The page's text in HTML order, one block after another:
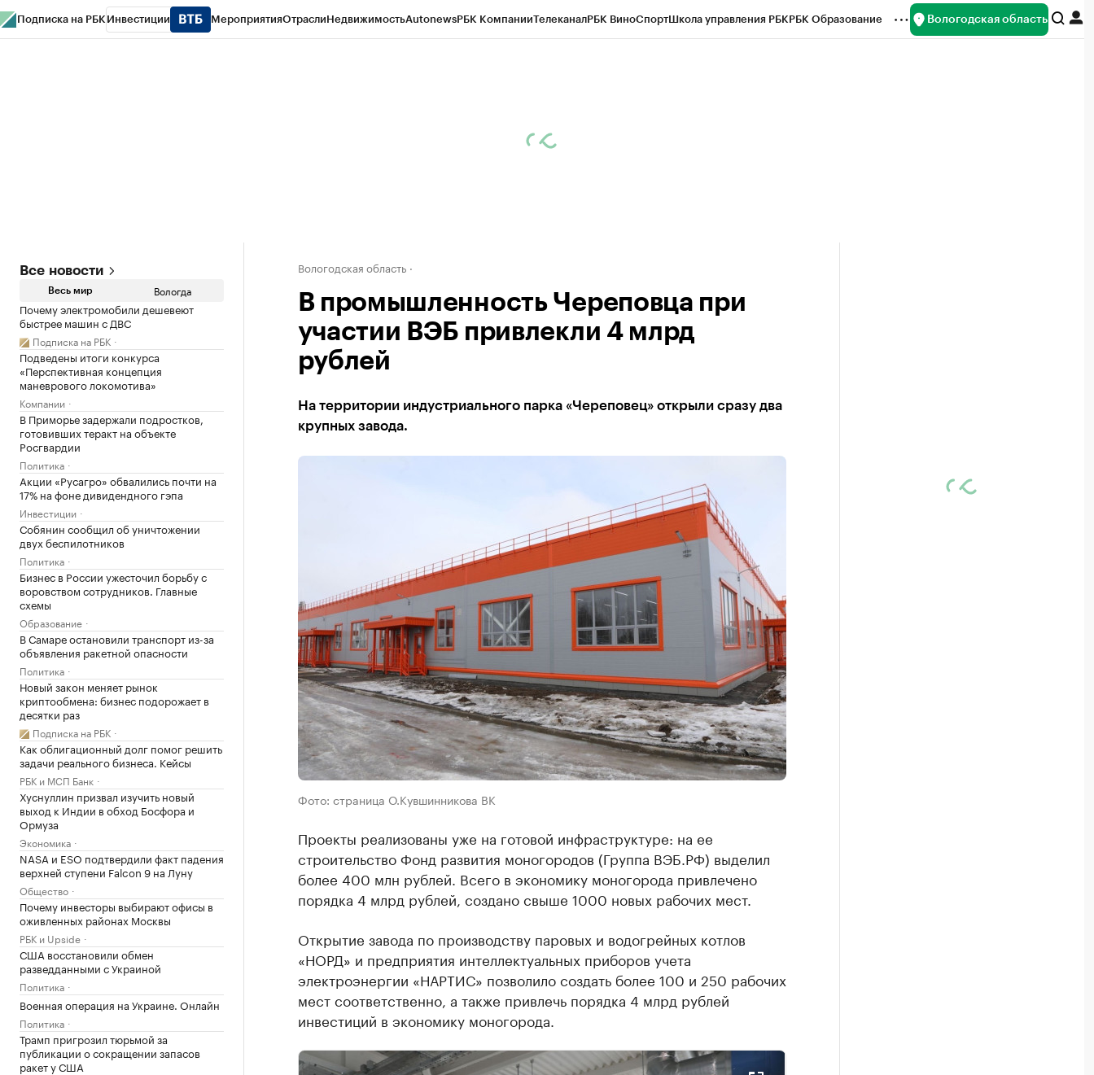
Подписка на РБК Инвестиции МероприятияОтраслиНедвижимостьAutonewsРБК КомпанииТелеканалРБК ВиноСпортШкола управления РБКРБК Образование Вологодская область
Все новости
Весь мир Вологда
Почему электромобили дешевеют
быстрее машин с ДВС
Подписка на РБК
Подведены итоги конкурса
«Перспективная концепция
маневрового локомотива»
Компании
В Приморье задержали подростков,
готовивших теракт на объекте
Росгвардии
Политика
Акции «Русагро» обвалились почти на
17% на фоне дивидендного гэпа
Инвестиции
Собянин сообщил об уничтожении
двух беспилотников
Политика
Бизнес в России ужесточил борьбу с
воровством сотрудников. Главные
схемы
Образование
В Самаре остановили транспорт из-за
объявления ракетной опасности
Политика
Новый закон меняет рынок
криптообмена: бизнес подорожает в
десятки раз
Подписка на РБК
Как облигационный долг помог решить
задачи реального бизнеса. Кейсы
РБК и МСП Банк
Хуснуллин призвал изучить новый
выход к Индии в обход Босфора и
Ормуза
Экономика
NASA и ESO подтвердили факт падения
верхней ступени Falcon 9 на Луну
Общество
Почему инвесторы выбирают офисы в
оживленных районах Москвы
РБК и Upside
США восстановили обмен
разведданными с Украиной
Политика
Военная операция на Украине. Онлайн
Политика
Трамп пригрозил тюрьмой за
публикации о сокращении запасов
ракет у США
Вологодская область
В промышленность Череповца при
участии ВЭБ привлекли 4 млрд
рублей
На территории индустриального парка «Череповец» открыли сразу два
крупных завода.
Фото: страница О.Кувшинникова ВК
Проекты реализованы уже на готовой инфраструктуре: на ее
строительство Фонд развития моногородов (Группа ВЭБ.РФ) выделил
более 400 млн рублей. Всего в экономику моногорода привлечено
порядка 4 млрд рублей, создано свыше 1000 новых рабочих мест.
Открытие завода по производству паровых и водогрейных котлов
«НОРД» и предприятия интеллектуальных приборов учета
электроэнергии «НАРТИС» позволило создать более 100 и 250 рабочих
мест соответственно, а также привлечь порядка 4 млрд рублей
инвестиций в экономику моногорода.